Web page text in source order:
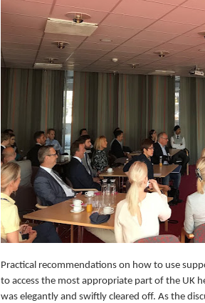
Practical recommendations on how to use
to access the most appropriate part of the UK
was elegantly and swiftly cleared off. As the